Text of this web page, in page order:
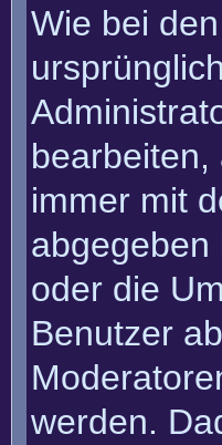
Wie bei
immer mit
abgegeben
oder die
Benutzer
werden.